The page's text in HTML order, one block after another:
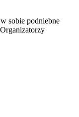
sobie podniebne